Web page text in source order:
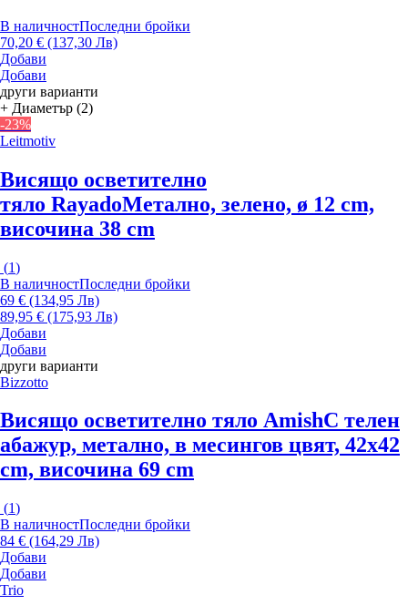
В наличностПоследни бройки
70,20 € (137,30 Лв)
Добави
Добави
други варианти
+ Диаметър (2)
-23%
Leitmotiv
Висящо осветително
тяло RayadoМетално, зелено, ø 12 cm,
височина 38 cm
(1)
В наличностПоследни бройки
69 € (134,95 Лв)
89,95 € (175,93 Лв)
Добави
Добави
други варианти
Bizzotto
Висящо осветително тяло AmishС телен
абажур, метално, в месингов цвят, 42x42
cm, височина 69 cm
(1)
В наличностПоследни бройки
84 € (164,29 Лв)
Добави
Добави
Trio